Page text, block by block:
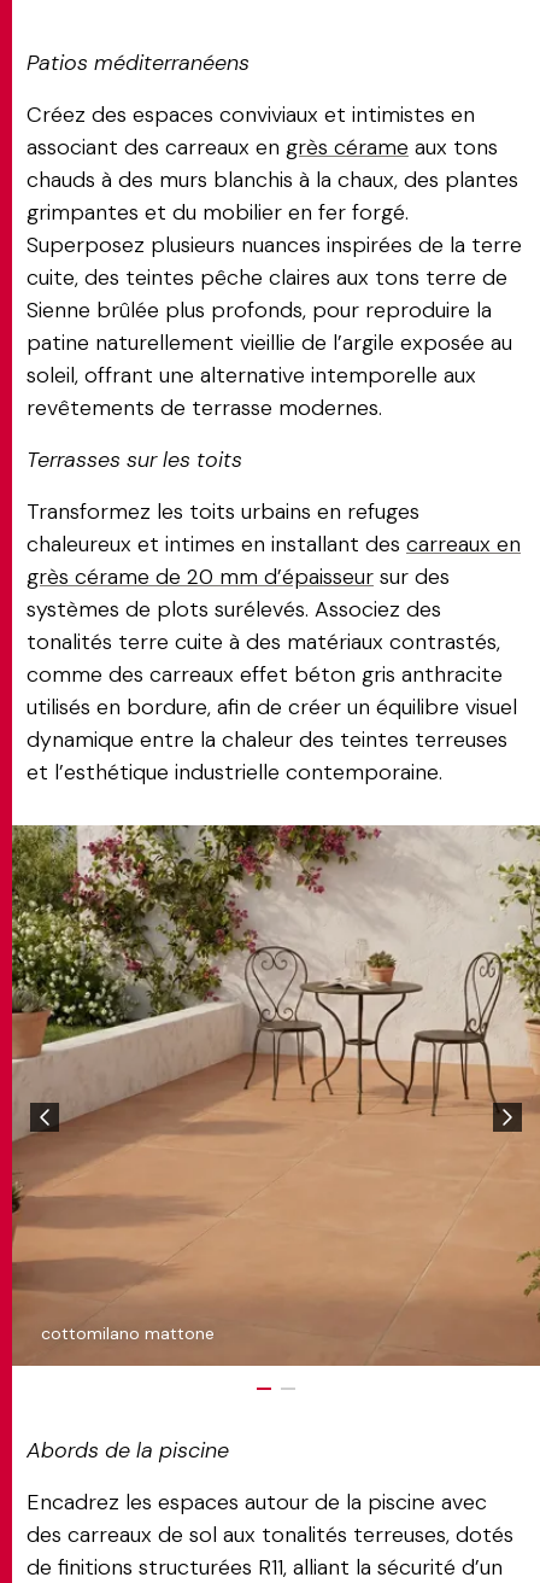
cottomilano mattone
Patios méditerranéens
Créez des espaces conviviaux et intimistes en
associant des carreaux en grès cérame aux tons
chauds à des murs blanchis à la chaux, des plantes
grimpantes et du mobilier en fer forgé.
Superposez plusieurs nuances inspirées de la terre
cuite, des teintes pêche claires aux tons terre de
Sienne brûlée plus profonds, pour reproduire la
patine naturellement vieillie de l’argile exposée au
soleil, offrant une alternative intemporelle aux
revêtements de terrasse modernes.
Terrasses sur les toits
Transformez les toits urbains en refuges
chaleureux et intimes en installant des carreaux en
grès cérame de 20 mm d’épaisseur sur des
systèmes de plots surélevés. Associez des
tonalités terre cuite à des matériaux contrastés,
comme des carreaux effet béton gris anthracite
utilisés en bordure, afin de créer un équilibre visuel
dynamique entre la chaleur des teintes terreuses
et l’esthétique industrielle contemporaine.
Abords de la piscine
Encadrez les espaces autour de la piscine avec
des carreaux de sol aux tonalités terreuses, dotés
de finitions structurées R11, alliant la sécurité d’un